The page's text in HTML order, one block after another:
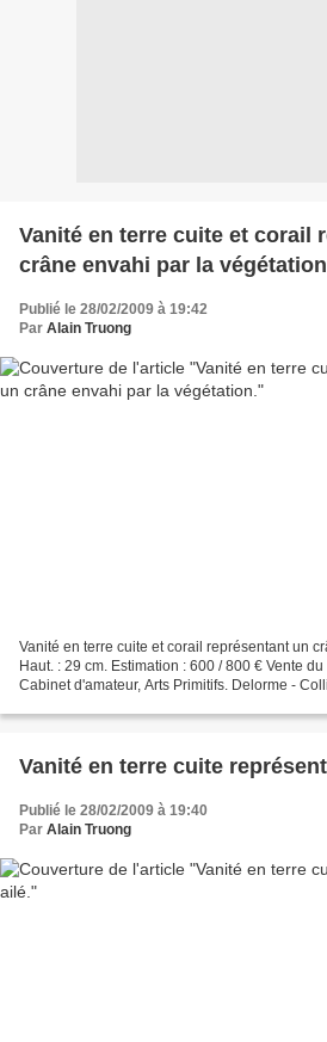
Vanité en terre cuite et corail
crâne envahi par la
Publié le 28/02/2009 à 19:42
Par Alain Truong
Vanité en terre cuite et corail représentant un
Haut. : 29 cm. Estimation : 600 / 800 € Vente
Cabinet d'amateur, Arts Primitifs. Delorme -
Vanité en terre cuite
Publié le 28/02/2009 à 19:40
Par Alain Truong